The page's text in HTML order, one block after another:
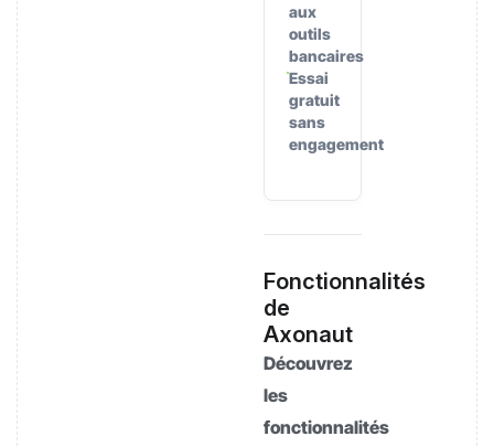
aux
outils
bancaires
Essai
gratuit
sans
engagement
Fonctionnalités
de
Axonaut
Découvrez
les
fonctionnalités